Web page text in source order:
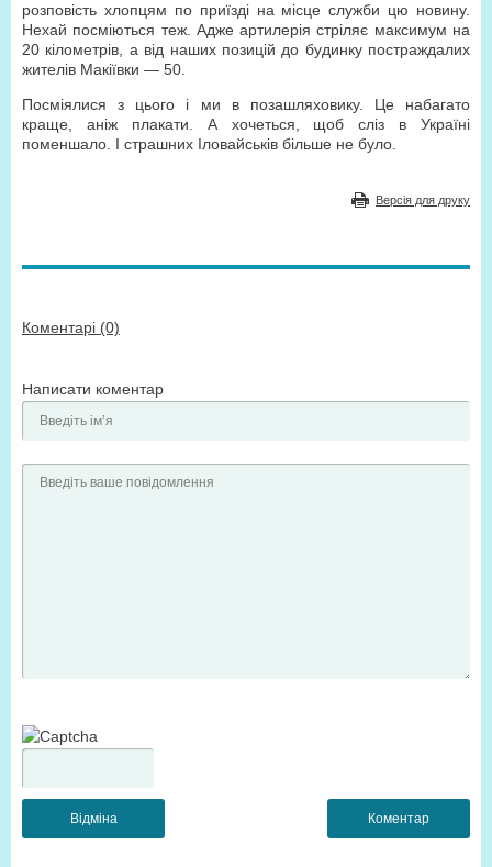
розповість хлопцям по приїзді на місце служби цю новину.
Нехай посміються теж. Адже артилерія стріляє максимум на
20 кілометрів, а від наших позицій до будинку постраждалих
жителів Макіївки — 50.
Посміялися з цього і ми в позашляховику. Це набагато
краще, аніж плакати. А хочеться, щоб сліз в Україні
поменшало. І страшних Іловайськів більше не було.
Версія для друку
Коментарі (0)
Написати коментар